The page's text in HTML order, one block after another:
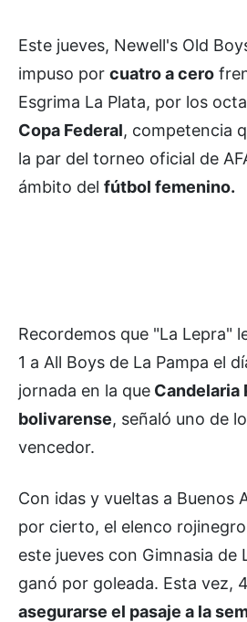
Este jueves, Newell's Old
impuso por cuatro a cero
Esgrima La Plata, por los
Copa Federal, competencia
la par del torneo oficial de
ámbito del fútbol femenino.
Recordemos que "La Lepra"
1 a All Boys de La Pampa el
jornada en la que Candelaria
bolivarense, señaló uno de
vencedor.
Con idas y vueltas a Buenos
por cierto, el elenco
este jueves con Gimnasia de
ganó por goleada. Esta vez,
asegurarse el pasaje a la